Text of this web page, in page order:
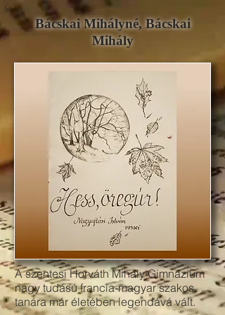
Bácskai Mihályné, Bácskai
Mihály
A szentesi Horváth Mihály Gimnázium
nagy tudású francia-magyar szakos
tanára már életében legendává vált.